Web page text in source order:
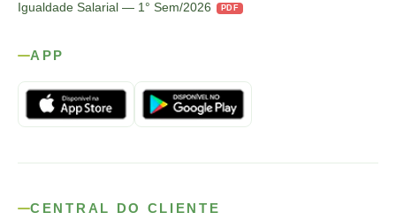
Igualdade Salarial — 1° Sem/2026
PDF
APP
CENTRAL DO CLIENTE